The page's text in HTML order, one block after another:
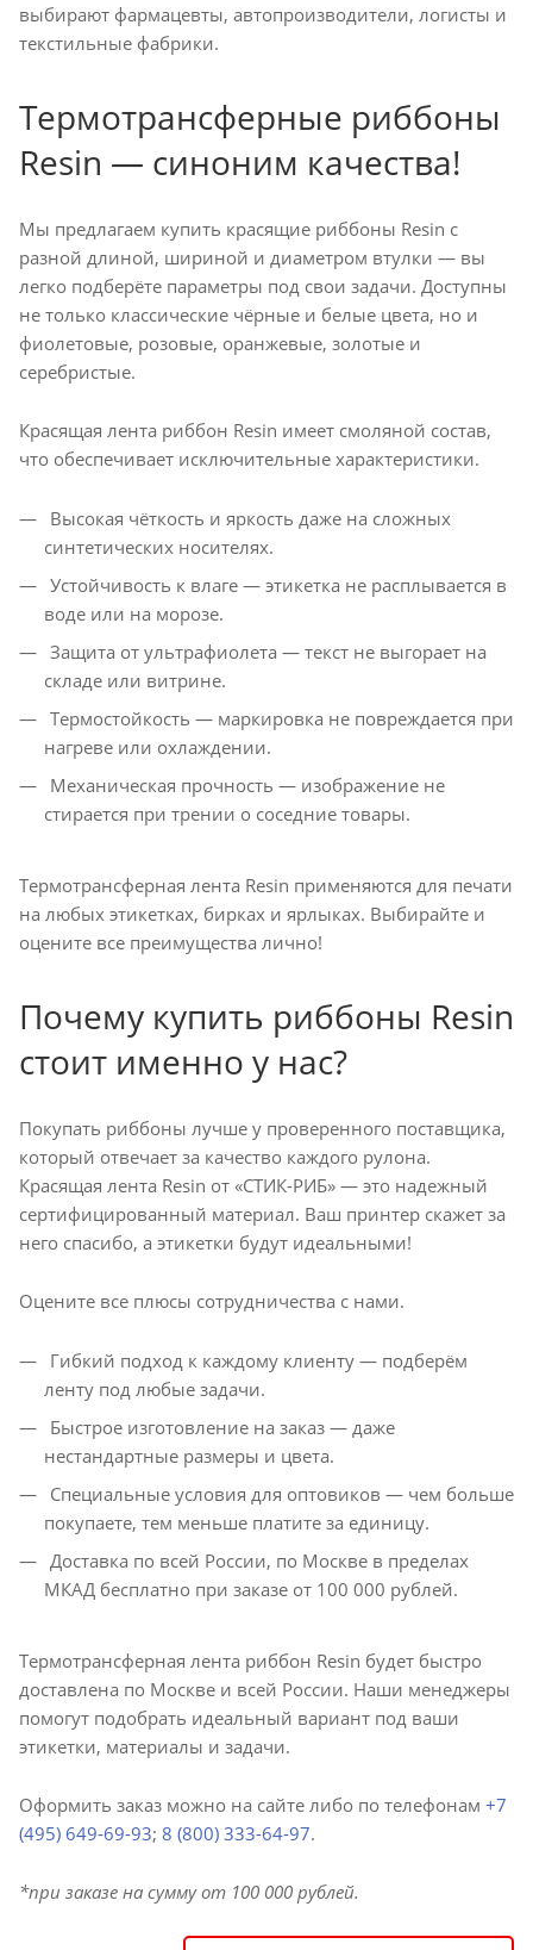
выбирают фармацевты, автопроизводители, логисты и
текстильные фабрики.
Термотрансферные риббоны
Resin — синоним качества!
Мы предлагаем купить красящие риббоны Resin с
разной длиной, шириной и диаметром втулки — вы
легко подберёте параметры под свои задачи. Доступны
не только классические чёрные и белые цвета, но и
фиолетовые, розовые, оранжевые, золотые и
серебристые.
Красящая лента риббон Resin имеет смоляной состав,
что обеспечивает исключительные характеристики.
Высокая чёткость и яркость даже на сложных
синтетических носителях.
Устойчивость к влаге — этикетка не расплывается в
воде или на морозе.
Защита от ультрафиолета — текст не выгорает на
складе или витрине.
Термостойкость — маркировка не повреждается при
нагреве или охлаждении.
Механическая прочность — изображение не
стирается при трении о соседние товары.
Термотрансферная лента Resin применяются для печати
на любых этикетках, бирках и ярлыках. Выбирайте и
оцените все преимущества лично!
Почему купить риббоны Resin
стоит именно у нас?
Покупать риббоны лучше у проверенного поставщика,
который отвечает за качество каждого рулона.
Красящая лента Resin от «СТИК-РИБ» — это надежный
сертифицированный материал. Ваш принтер скажет за
него спасибо, а этикетки будут идеальными!
Оцените все плюсы сотрудничества с нами.
Гибкий подход к каждому клиенту — подберём
ленту под любые задачи.
Быстрое изготовление на заказ — даже
нестандартные размеры и цвета.
Специальные условия для оптовиков — чем больше
покупаете, тем меньше платите за единицу.
Доставка по всей России, по Москве в пределах
МКАД бесплатно при заказе от 100 000 рублей.
Термотрансферная лента риббон Resin будет быстро
доставлена по Москве и всей России. Наши менеджеры
помогут подобрать идеальный вариант под ваши
этикетки, материалы и задачи.
Оформить заказ можно на сайте либо по телефонам +7
(495) 649-69-93; 8 (800) 333-64-97.
*при заказе на сумму от 100 000 рублей.